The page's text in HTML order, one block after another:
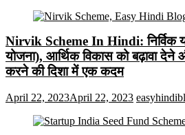
Nirvik Scheme In Hindi: निर्विक
योजना), आर्थिक विकास को बढ़ावा देने
करने की दिशा में एक कदम
April 22, 2023April 22, 2023